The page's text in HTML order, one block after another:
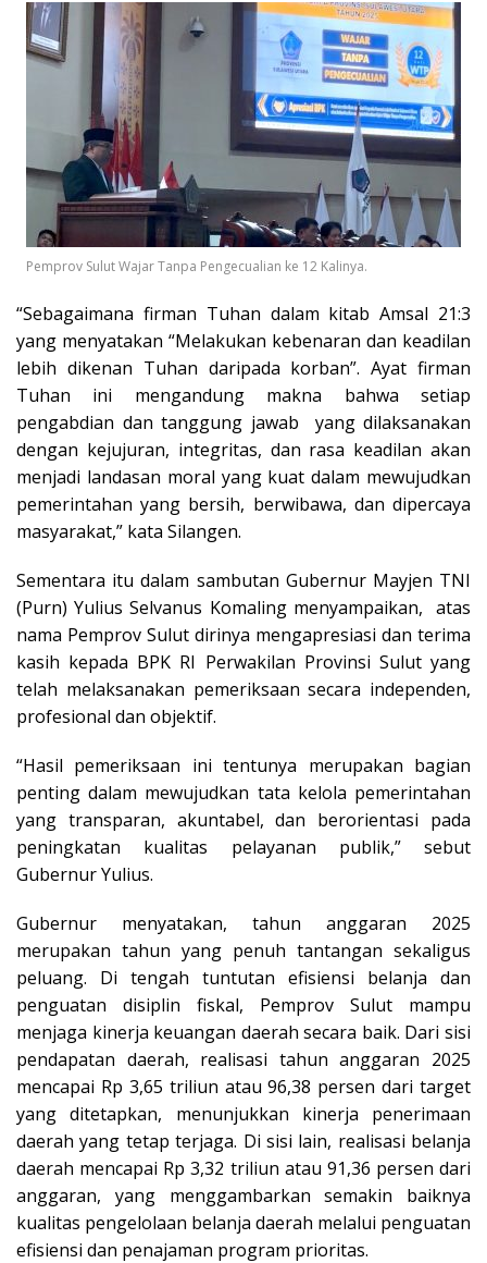
Pemprov Sulut Wajar Tanpa Pengecualian ke 12 Kalinya.
“Sebagaimana firman Tuhan dalam kitab Amsal 21:3
yang menyatakan “Melakukan kebenaran dan keadilan
lebih dikenan Tuhan daripada korban”. Ayat firman
Tuhan ini mengandung makna bahwa setiap
pengabdian dan tanggung jawab
yang dilaksanakan
dengan kejujuran, integritas, dan rasa keadilan akan
menjadi landasan moral yang kuat dalam mewujudkan
pemerintahan yang bersih, berwibawa, dan dipercaya
masyarakat,” kata Silangen.
Sementara itu dalam sambutan Gubernur Mayjen TNI
(Purn) Yulius Selvanus Komaling menyampaikan, atas
nama Pemprov Sulut dirinya mengapresiasi dan terima
kasih kepada BPK RI Perwakilan Provinsi Sulut yang
telah melaksanakan pemeriksaan secara independen,
profesional dan objektif.
“Hasil pemeriksaan ini tentunya merupakan bagian
penting dalam mewujudkan tata kelola pemerintahan
yang transparan, akuntabel, dan berorientasi pada
peningkatan kualitas pelayanan publik,” sebut
Gubernur Yulius.
Gubernur menyatakan, tahun anggaran 2025
merupakan tahun yang penuh tantangan sekaligus
peluang. Di tengah tuntutan efisiensi belanja dan
penguatan disiplin fiskal, Pemprov Sulut mampu
menjaga kinerja keuangan daerahsecara baik. Dari sisi
pendapatan daerah, realisasi tahun anggaran 2025
mencapai Rp 3,65 triliun atau 96,38 persen dari target
yang ditetapkan, menunjukkan kinerja penerimaan
daerah yang tetap terjaga. Di sisi lain, realisasi belanja
daerah mencapai Rp 3,32 triliun atau 91,36 persen dari
anggaran, yang menggambarkan semakin baiknya
kualitas pengelolaan belanja daerah melalui penguatan
efisiensi dan penajaman program prioritas.